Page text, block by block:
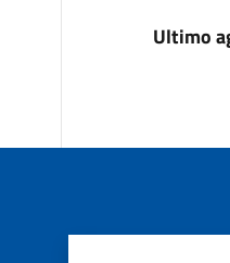
Ultimo